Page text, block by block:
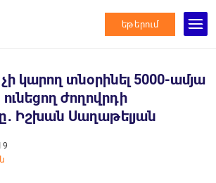
եթերում
կարող տնօրինել 5000-ամյա
ժողովրդի
Իշխան Սաղաթելյան